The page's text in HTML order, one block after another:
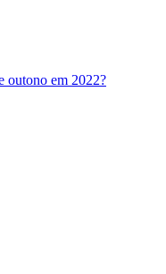
outono em 2022?